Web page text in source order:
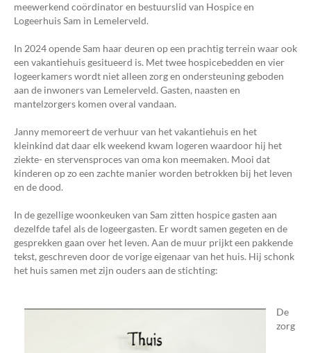
meewerkend coördinator en bestuurslid van Hospice en
Logeerhuis Sam in Lemelerveld.
In 2024 opende Sam haar deuren op een prachtig terrein waar ook
een vakantiehuis gesitueerd is. Met twee hospicebedden en vier
logeerkamers wordt niet alleen zorg en ondersteuning geboden
aan de inwoners van Lemelerveld. Gasten, naasten en
mantelzorgers komen overal vandaan.
Janny memoreert de verhuur van het vakantiehuis en het
kleinkind dat daar elk weekend kwam logeren waardoor hij het
ziekte- en stervensproces van oma kon meemaken. Mooi dat
kinderen op zo een zachte manier worden betrokken bij het leven
en de dood.
In de gezellige woonkeuken van Sam zitten hospice gasten aan
dezelfde tafel als de logeergasten. Er wordt samen gegeten en de
gesprekken gaan over het leven. Aan de muur prijkt een pakkende
tekst, geschreven door de vorige eigenaar van het huis. Hij schonk
het huis samen met zijn ouders aan de stichting:
De
zorg